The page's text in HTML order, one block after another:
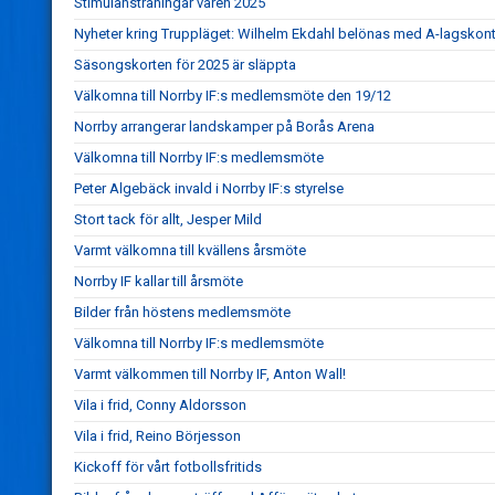
Nyheter kring Truppläget: Wilhelm Ekdahl belönas med A-
Säsongskorten för 2025 är släppta
Välkomna till Norrby IF:s medlemsmöte den 19/12
Norrby arrangerar landskamper på Borås Arena
Välkomna till Norrby IF:s medlemsmöte
Peter Algebäck invald i Norrby IF:s styrelse
Stort tack för allt, Jesper Mild
Varmt välkomna till kvällens årsmöte
Norrby IF kallar till årsmöte
Bilder från höstens medlemsmöte
Välkomna till Norrby IF:s medlemsmöte
Varmt välkommen till Norrby IF, Anton Wall!
Vila i frid, Conny Aldorsson
Vila i frid, Reino Börjesson
Kickoff för vårt fotbollsfritids